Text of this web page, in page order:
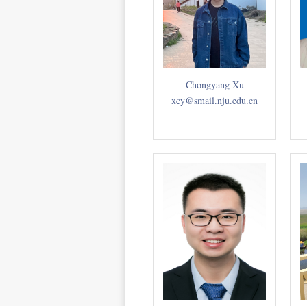
Chongyang Xu
xcy@smail.nju.edu.cn